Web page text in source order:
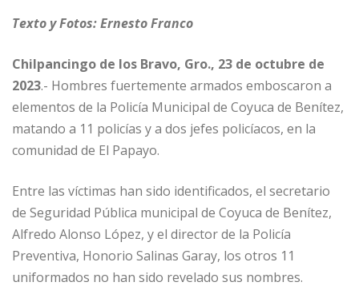
Texto y Fotos: Ernesto Franco
Chilpancingo de los Bravo, Gro., 23 de octubre de
2023.- Hombres fuertemente armados emboscaron a
elementos de la Policía Municipal de Coyuca de Benítez,
matando a 11 policías y a dos jefes policíacos, en la
comunidad de El Papayo.
Entre las víctimas han sido identificados, el secretario
de Seguridad Pública municipal de Coyuca de Benítez,
Alfredo Alonso López, y el director de la Policía
Preventiva, Honorio Salinas Garay, los otros 11
uniformados no han sido revelado sus nombres.